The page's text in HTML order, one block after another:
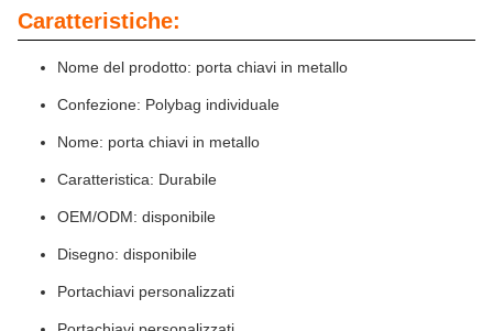
Caratteristiche:
Nome del prodotto: porta chiavi in metallo
Confezione: Polybag individuale
Nome: porta chiavi in metallo
Caratteristica: Durabile
OEM/ODM: disponibile
Disegno: disponibile
Portachiavi personalizzati